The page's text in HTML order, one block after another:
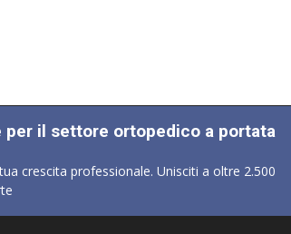
il settore ortopedico a portata
crescita professionale. Unisciti a oltre 2.500